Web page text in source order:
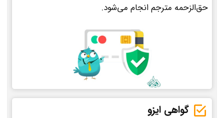
حق‌الزحمه مترجم انجام می‌شود.
گواهی ایزو